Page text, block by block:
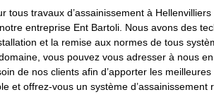
tous travaux d’assainissement à
entreprise Ent Bartoli. Nous avons des
et la remise aux normes de tous
vous pouvez vous adresser à nous
de nos clients afin d’apporter les
et offrez-vous un système d’assainissement